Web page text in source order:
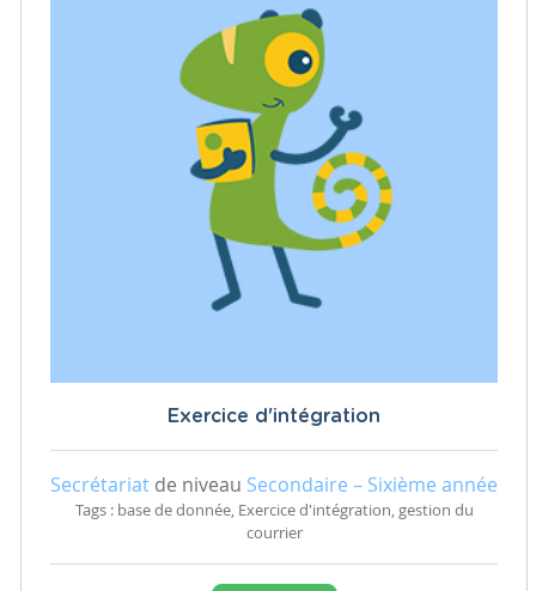
Exercice d'intégration
Secrétariat de niveau Secondaire – Sixième année
Tags : base de donnée, Exercice d'intégration, gestion du
courrier